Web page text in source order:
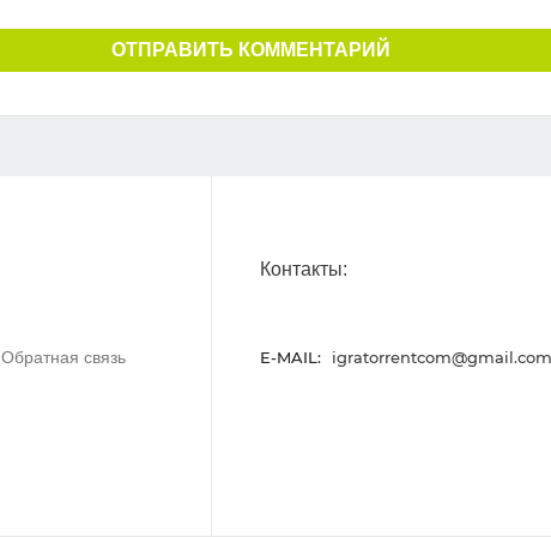
ОТПРАВИТЬ КОММЕНТАРИЙ
Обратная связь
Контакты:
E-MAIL: